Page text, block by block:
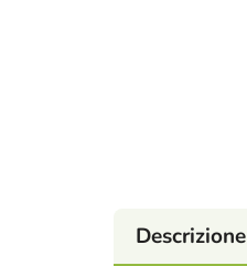
Descrizione